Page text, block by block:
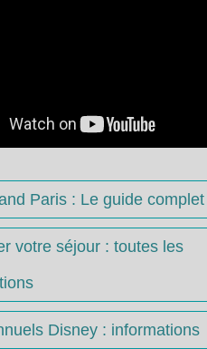
Paris : Le guide complet
votre séjour : toutes les
Disney : informations